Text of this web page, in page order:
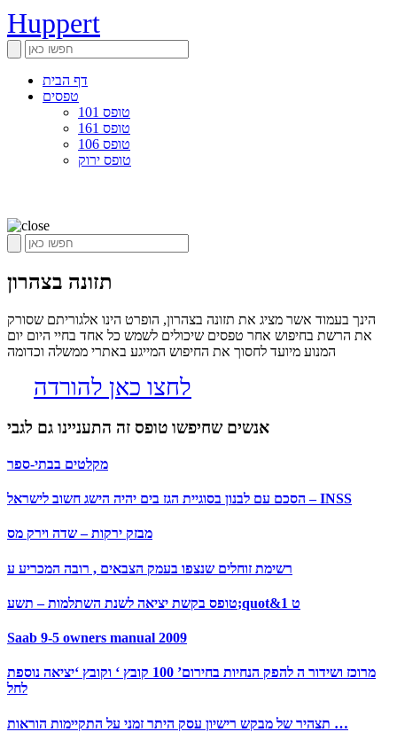
Huppert
דף הבית
טפסים
טופס 101
טופס 161
טופס 106
טופס ירוק
תזונה בצהרון
הינך בעמוד אשר מציג את תזונה בצהרון, הופרט הינו אלגוריתם שסורק
את הרשת בחיפוש אחר טפסים שיכולים לשמש כל אחד בחיי היום יום
המנוע מיועד לחסוך את החיפוש המייגע באתרי ממשלה וכדומה
לחצו כאן להורדה
אנשים שחיפשו טופס זה התעניינו גם לגבי
מקלטים בבתי-ספר
הסכם עם לבנון בסוגיית הגז בים יהיה הישג חשוב לישראל – INSS
מבזק ירקות – שדה וירק מס
רשימת זוחלים שנצפו בעמק הצבאים , רובה המכריע ע
טופס בקשת יציאה לשנת השתלמות – תשע;quot&ט 1
Saab 9-5 owners manual 2009
מרוכז ושידור ה להפק הנחיות בחירום’ 100 קובץ ‘ וקובץ ‘יציאה נוספת
לחל
תצהיר של מבקש רישיון עסק היתר זמני על התקיימות הוראות …